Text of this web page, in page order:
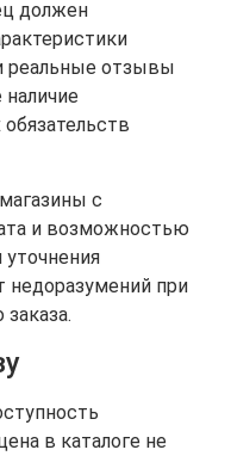
должен
реальные отзывы
с
и возможностью
недоразумений при
заказа.
в каталоге не